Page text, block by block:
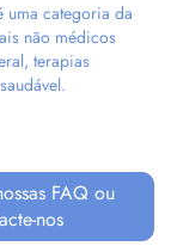
uma categoria da
não médicos
terapias
FAQ ou
nos